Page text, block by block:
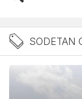
Berita
SODETAN